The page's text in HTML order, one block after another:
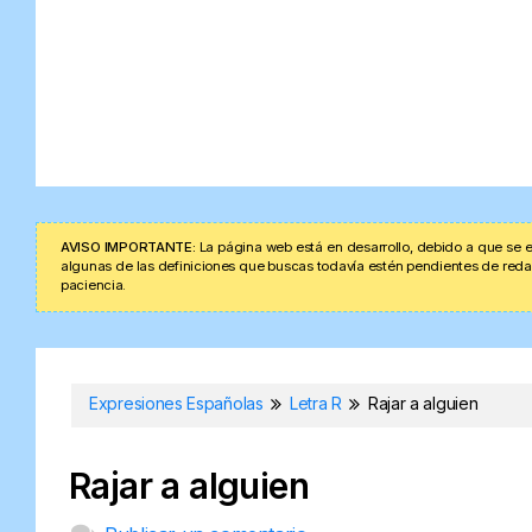
AVISO IMPORTANTE: La página web está en desarrollo, debido a que
algunas de las definiciones que buscas todavía estén pendientes de
paciencia.
Expresiones Españolas Letra R Rajar a alguien
Rajar a alguien